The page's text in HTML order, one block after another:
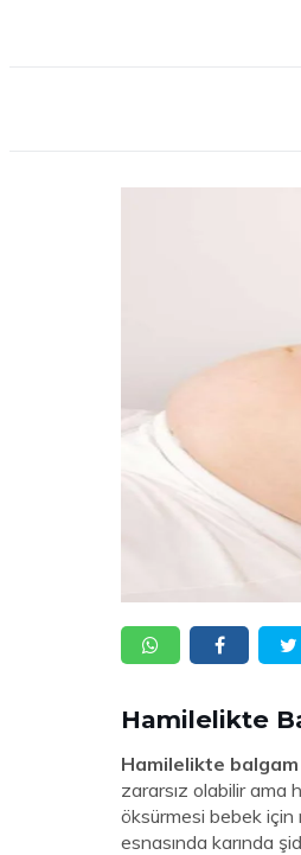
Hamilelikte
Hamilelikte
zararsız olabilir ama
öksürmesi bebek
esnasında karında